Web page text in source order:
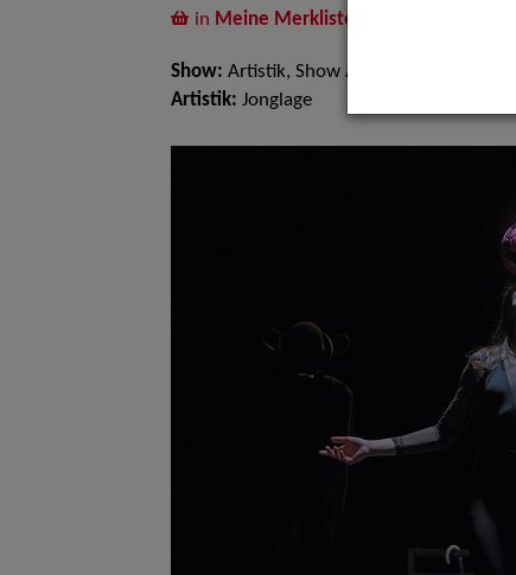
in Meine Merkliste
Show: Artistik, Show Acts
Artistik: Jonglage